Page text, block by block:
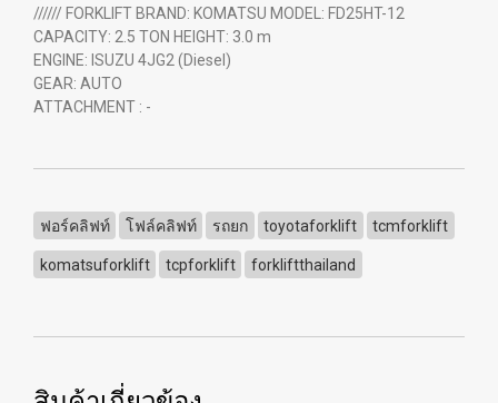
////// FORKLIFT BRAND: KOMATSU MODEL: FD25HT-12
CAPACITY: 2.5 TON HEIGHT: 3.0 m
ENGINE: ISUZU 4JG2 (Diesel)
GEAR: AUTO
ATTACHMENT : -
ฟอร์คลิฟท์ โฟล์คลิฟท์ รถยก toyotaforklift tcmforklift
komatsuforklift tcpforklift forkliftthailand